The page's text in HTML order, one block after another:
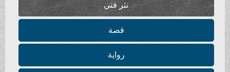
نثر فني
قصة
رواية